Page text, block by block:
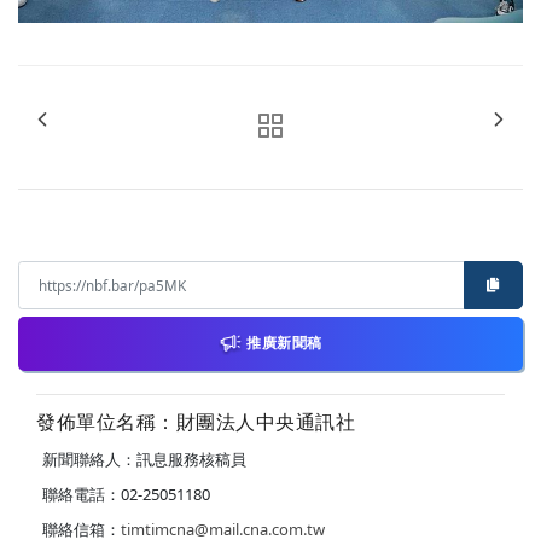
推廣新聞稿
發佈單位名稱：財團法人中央通訊社
新聞聯絡人：訊息服務核稿員
聯絡電話：02-25051180
聯絡信箱： timtimcna@mail.cna.com.tw